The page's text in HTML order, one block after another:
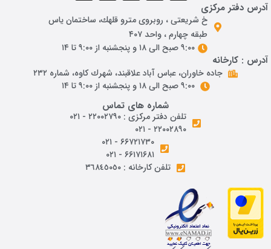
دفتر مرکزی
خ شريعتی ، روبروی مترو قلهك، ساختمان ياس
طبقه چهارم ، واحد ۴۰۷
۹:۰۰ صبح الی ۱۸ و پنجشنبه از ۹:۰۰ تا ۱۴
: کارخانه
جاده خاوران، عباس آباد علاقبند، شهرك كاوه، شماره ٢٣٢
۹:۰۰ صبح الی ۱۸ و پنجشنبه از ۹:۰۰ تا ۱۴
شماره های تماس
تلفن دفتر مرکزی : ۲۲۰۰۲۷۹۰ - ۰۲۱
۲۲۰۰۲۸۹۰ - ۰۲۱
۶۶۷۲۱۷۳۰ - ۰۲۱
۶۶۱۷۱۶۸۱ - ۰۲۱
تلفن کارخانه : ٣٦٨٤٥٠٥٠